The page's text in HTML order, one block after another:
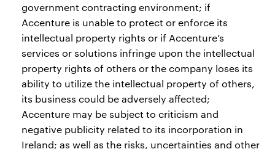
government contracting environment; if
Accenture is unable to protect or enforce its
intellectual property rights or if Accenture’s
services or solutions infringe upon the intellectual
property rights of others or the company loses its
ability to utilize the intellectual property of others,
its business could be adversely affected;
Accenture may be subject to criticism and
negative publicity related to its incorporation in
Ireland; as well as the risks, uncertainties and other